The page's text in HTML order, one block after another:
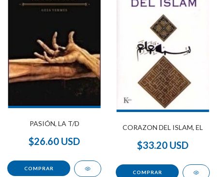
PASIÓN, LA T/D
$26.60 USD
CORAZON DEL ISLAM, EL
$33.20 USD